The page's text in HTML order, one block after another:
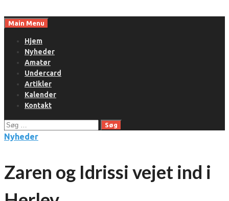
toMain Menu
Hjem
Nyheder
Amatør
Undercard
Artikler
Kalender
Kontakt
Søg
efter:
Nyheder
Zaren og Idrissi vejet ind i